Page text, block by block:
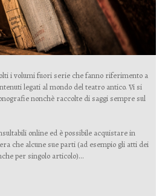
i volumi fuori serie che fanno riferimento a
legati al mondo del teatro antico. Vi si
nonchè raccolte di saggi sempre sul
online ed è possibile acquistare in
che alcune sue parti (ad esempio gli atti dei
per singolo articolo)...